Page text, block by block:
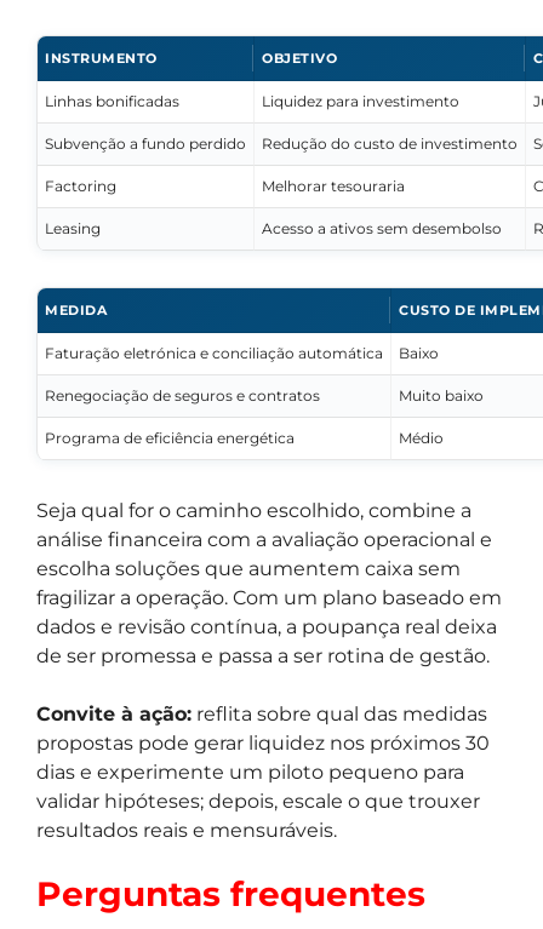
INSTRUMENTO OBJETIVO
Linhas bonificadas Liquidez para investimento
Subvenção a fundo perdido Redução do custo de investimento
Factoring Melhorar tesouraria
Leasing Acesso a ativos sem desembolso
MEDIDA CUSTO DE
Faturação eletrónica e conciliação automática Baixo
Renegociação de seguros e contratos Muito baixo
Programa de eficiência energética Médio
Seja qual for o caminho escolhido, combine a
análise financeira com a avaliação operacional e
escolha soluções que aumentem caixa sem
fragilizar a operação. Com um plano baseado em
dados e revisão contínua, a poupança real deixa
de ser promessa e passa a ser rotina de gestão.
Convite à ação: reflita sobre qual das medidas
propostas pode gerar liquidez nos próximos 30
dias e experimente um piloto pequeno para
validar hipóteses; depois, escale o que trouxer
resultados reais e mensuráveis.
Perguntas frequentes